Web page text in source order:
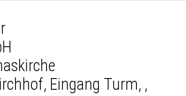
Eingang Turm, ,